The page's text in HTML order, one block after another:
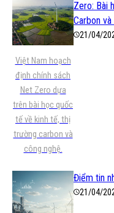
Việt Nam hoạch
định chính sách
Net Zero dựa
trên bài học quốc
tế về kinh tế, thị
trường carbon và
công nghệ.
Zero: Bài
Carbon
21/04/
Điểm tin
21/04/